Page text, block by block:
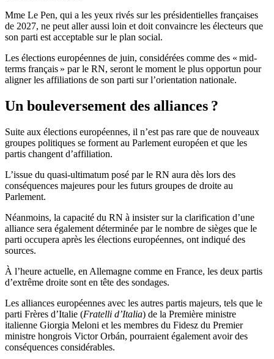
Mme Le Pen, qui a les yeux rivés sur les présidentielles françaises
de 2027, ne peut aller aussi loin et doit convaincre les électeurs que
son parti est acceptable sur le plan social.
Les élections européennes de juin, considérées comme des « mid-
terms français » par le RN, seront le moment le plus opportun pour
aligner les affiliations de son parti sur l’orientation nationale.
Un bouleversement des alliances ?
Suite aux élections européennes, il n’est pas rare que de nouveaux
groupes politiques se forment au Parlement européen et que les
partis changent d’affiliation.
L’issue du quasi-ultimatum posé par le RN aura dès lors des
conséquences majeures pour les futurs groupes de droite au
Parlement.
Néanmoins, la capacité du RN à insister sur la clarification d’une
alliance sera également déterminée par le nombre de sièges que le
parti occupera après les élections européennes, ont indiqué des
sources.
À l’heure actuelle, en Allemagne comme en France, les deux partis
d’extrême droite sont en tête des sondages.
Les alliances européennes avec les autres partis majeurs, tels que le
parti Frères d’Italie (Fratelli d’Italia) de la Première ministre
italienne Giorgia Meloni et les membres du Fidesz du Premier
ministre hongrois Victor Orbán, pourraient également avoir des
conséquences considérables.